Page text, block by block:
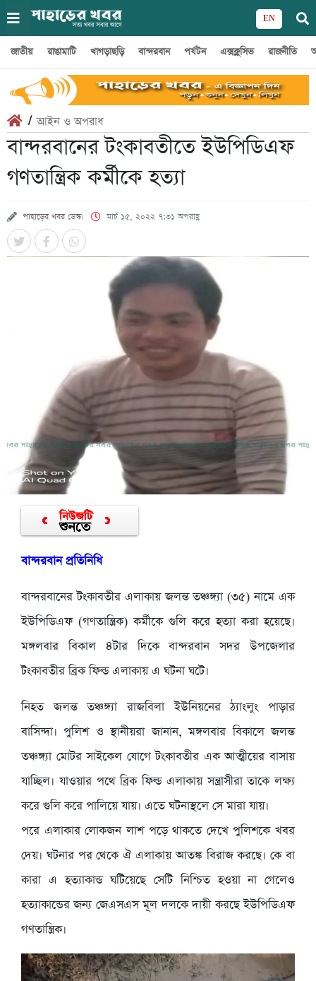
EN
জাতীয় রাঙামাটি খাগড়াছড়ি বান্দরবান পর্যটন এক্সক্লুসিভ রাজনীতি
/আইন ও অপরাধ
বান্দরবানের টংকাবতীতে ইউপিডিএফ
গণতান্ত্রিক কর্মীকে হত্যা
পাহাড়ের খবর ডেস্ক। মার্চ ১৫, ২০২২ ৭:৩১ অপরাহ্ণ
বান্দরবান প্রতিনিধি
বান্দরবানের টংকাবতীর এলাকায় জলন্ত তঞ্চঙ্গ্যা (৩৫) নামে এক
ইউপিডিএফ (গণতান্ত্রিক) কর্মীকে গুলি করে হত্যা করা হয়েছে।
মঙ্গলবার বিকাল ৪টার দিকে বান্দরবান সদর উপজেলার
টংকাবতীর ব্রিক ফিল্ড এলাকায় এ ঘটনা ঘটে।
নিহত জলন্ত তঞ্চঙ্গ্যা রাজবিলা ইউনিয়নের ঠ্যাংলুং পাড়ার
বাসিন্দা। পুলিশ ও স্থানীয়রা জানান, মঙ্গলবার বিকালে জলন্ত
তঞ্চঙ্গ্যা মোটর সাইকেল যোগে টংকাবতীর এক আত্মীয়ের বাসায়
যাচ্ছিল। যাওয়ার পথে ব্রিক ফিল্ড এলাকায় সন্ত্রাসীরা তাকে লক্ষ্য
করে গুলি করে পালিয়ে যায়। এতে ঘটনাস্থলে সে মারা যায়।
পরে এলাকার লোকজন লাশ পড়ে থাকতে দেখে পুলিশকে খবর
দেয়। ঘটনার পর থেকে ঐ এলাকায় আতঙ্ক বিরাজ করছে। কে বা
কারা এ হত্যাকান্ড ঘটিয়েছে সেটি নিশ্চিত হওয়া না গেলেও
হত্যাকান্ডের জন্য জেএসএস মূল দলকে দায়ী করছে ইউপিডিএফ
গণতান্ত্রিক।